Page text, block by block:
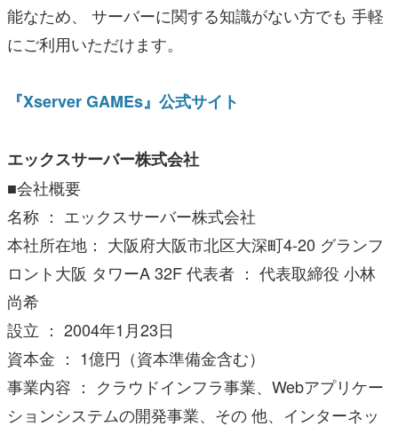
能なため、 サーバーに関する知識がない方でも 手軽
にご利用いただけます。
『Xserver GAMEs』公式サイト
エックスサーバー株式会社
■会社概要
名称 ： エックスサーバー株式会社
本社所在地： 大阪府大阪市北区大深町4-20 グランフ
ロント大阪 タワーA 32F 代表者 ： 代表取締役 小林
尚希
設立 ： 2004年1月23日
資本金 ： 1億円（資本準備金含む）
事業内容 ： クラウドインフラ事業、Webアプリケー
ションシステムの開発事業、その 他、インターネッ